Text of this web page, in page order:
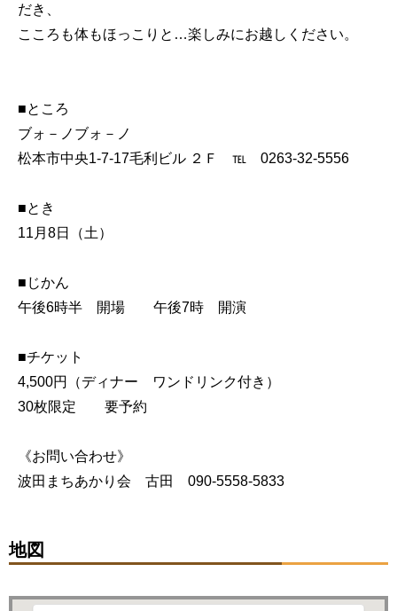
だき、
こころも体もほっこりと…楽しみにお越しください。
■ところ
ブォ－ノブォ－ノ
松本市中央1-7-17毛利ビル ２Ｆ ℡ 0263-32-5556
■とき
11月8日（土）
■じかん
午後6時半 開場 午後7時 開演
■チケット
4,500円（ディナー ワンドリンク付き）
30枚限定 要予約
《お問い合わせ》
波田まちあかり会 古田 090-5558-5833
地図